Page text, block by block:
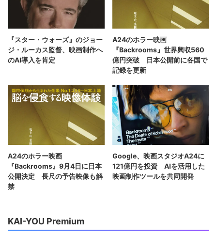
『スター・ウォーズ』のジョー
ジ・ルーカス監督、映画制作へ
のAI導入を肯定
A24のホラー映画
『Backrooms』世界興収560
億円突破 日本公開前に各国で
記録を更新
A24のホラー映画
『Backrooms』9月4日に日本
公開決定 長尺の予告映像も解
禁
Google、映画スタジオA24に
121億円を投資 AIを活用した
映画制作ツールを共同開発
KAI-YOU Premium